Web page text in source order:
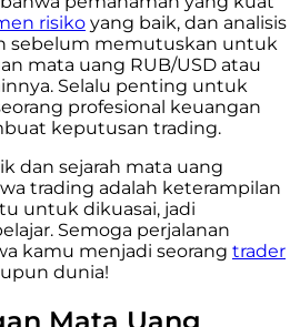
risiko yang baik, dan analisis
sebelum memutuskan untuk
mata uang RUB/USD atau
Selalu penting untuk
profesional keuangan
keputusan trading.
dan sejarah mata uang
trading adalah keterampilan
untuk dikuasai, jadi
Semoga perjalanan
kamu menjadi seorang trader
dunia!